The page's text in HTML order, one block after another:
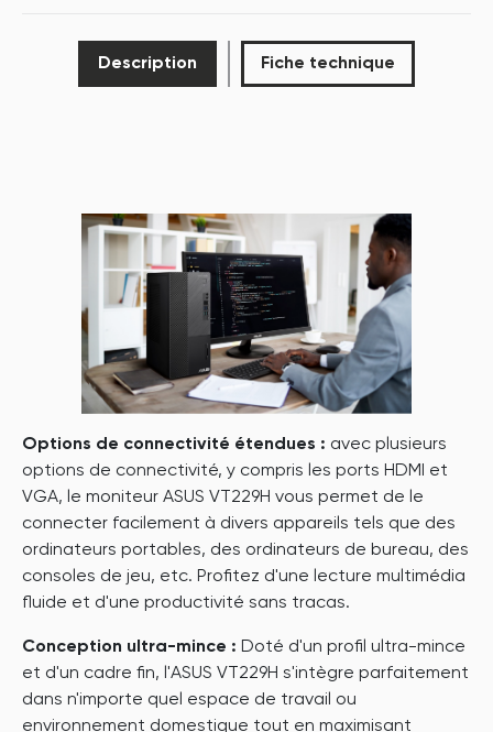
Description Fiche technique
Options de connectivité étendues : avec plusieurs
options de connectivité, y compris les ports HDMI et
VGA, le moniteur ASUS VT229H vous permet de le
connecter facilement à divers appareils tels que des
ordinateurs portables, des ordinateurs de bureau, des
consoles de jeu, etc. Profitez d'une lecture multimédia
fluide et d'une productivité sans tracas.
Conception ultra-mince : Doté d'un profil ultra-mince
et d'un cadre fin, l'ASUS VT229H s'intègre parfaitement
dans n'importe quel espace de travail ou
environnement domestique tout en maximisant